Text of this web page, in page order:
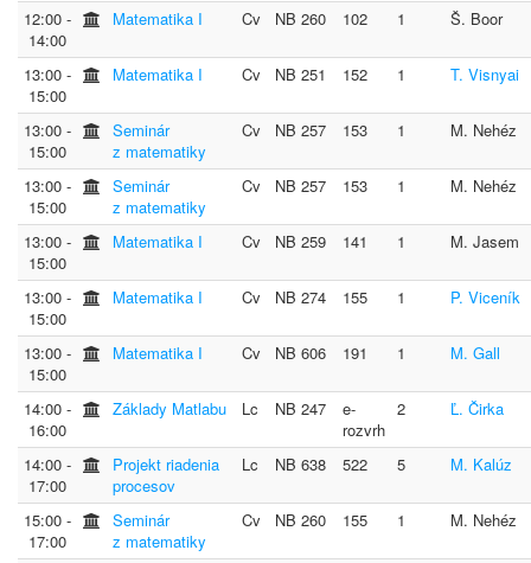
12:00 ‐
14:00
Matematika I Cv NB 260 102 1 Š. Boor
13:00 ‐
15:00
Matematika I Cv NB 251 152 1 T. Visnyai
13:00 ‐
15:00
Seminár
z matematiky
Cv NB 257 153 1 M. Nehéz
13:00 ‐
15:00
Seminár
z matematiky
Cv NB 257 153 1 M. Nehéz
13:00 ‐
15:00
Matematika I Cv NB 259 141 1 M. Jasem
13:00 ‐
15:00
Matematika I Cv NB 274 155 1 P. Viceník
13:00 ‐
15:00
Matematika I Cv NB 606 191 1 M. Gall
14:00 ‐
16:00
Základy Matlabu Lc NB 247
e-
rozvrh
2 Ľ. Čirka
14:00 ‐
17:00
Projekt riadenia
procesov
Lc NB 638 522 5 M. Kalúz
15:00 ‐
17:00
Seminár
z matematiky
Cv NB 260 155 1 M. Nehéz